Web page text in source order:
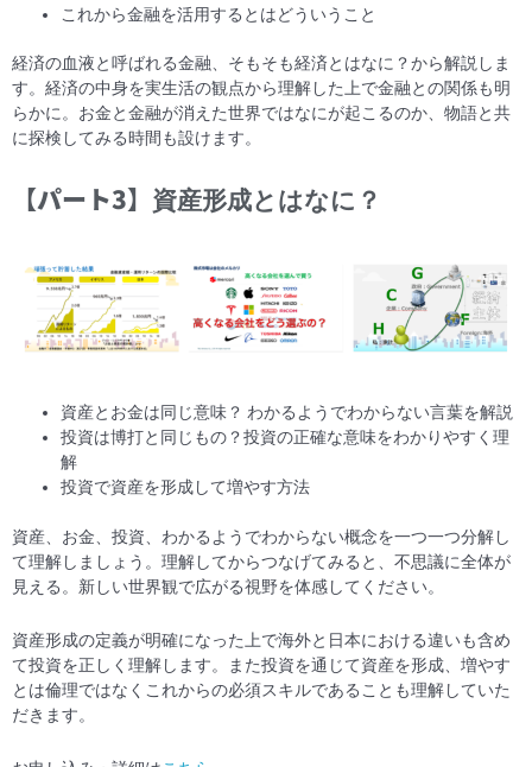
これから金融を活用するとはどういうこと
経済の血液と呼ばれる金融、そもそも経済とはなに？から解説しま
す。経済の中身を実生活の観点から理解した上で金融との関係も明
らかに。お金と金融が消えた世界ではなにが起こるのか、物語と共
に探検してみる時間も設けます。
【パート3】 資産形成とはなに？
資産とお金は同じ意味？ わかるようでわからない言葉を解説
投資は博打と同じもの？投資の正確な意味をわかりやすく理
解
投資で資産を形成して増やす方法
資産、お金、投資、わかるようでわからない概念を一つ一つ分解し
て理解しましょう。理解してからつなげてみると、不思議に全体が
見える。新しい世界観で広がる視野を体感してください。
資産形成の定義が明確になった上で海外と日本における違いも含め
て投資を正しく理解します。また投資を通じて資産を形成、増やす
とは倫理ではなくこれからの必須スキルであることも理解していた
だきます。